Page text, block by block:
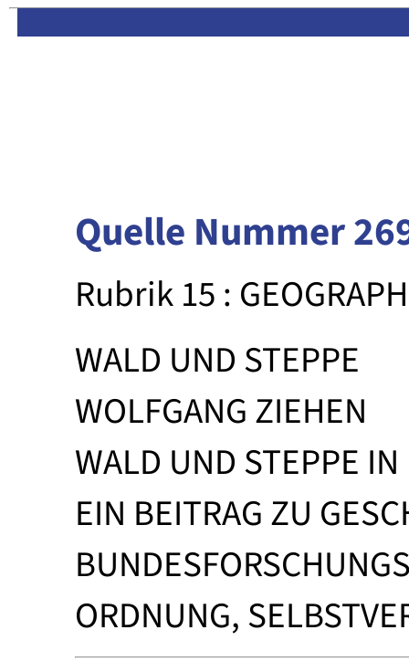
Quelle Nummer
Rubrik 15 :
WALD UND STEPPE
WOLFGANG ZIEHEN
WALD UND STEPPE
EIN BEITRAG ZU
ORDNUNG,